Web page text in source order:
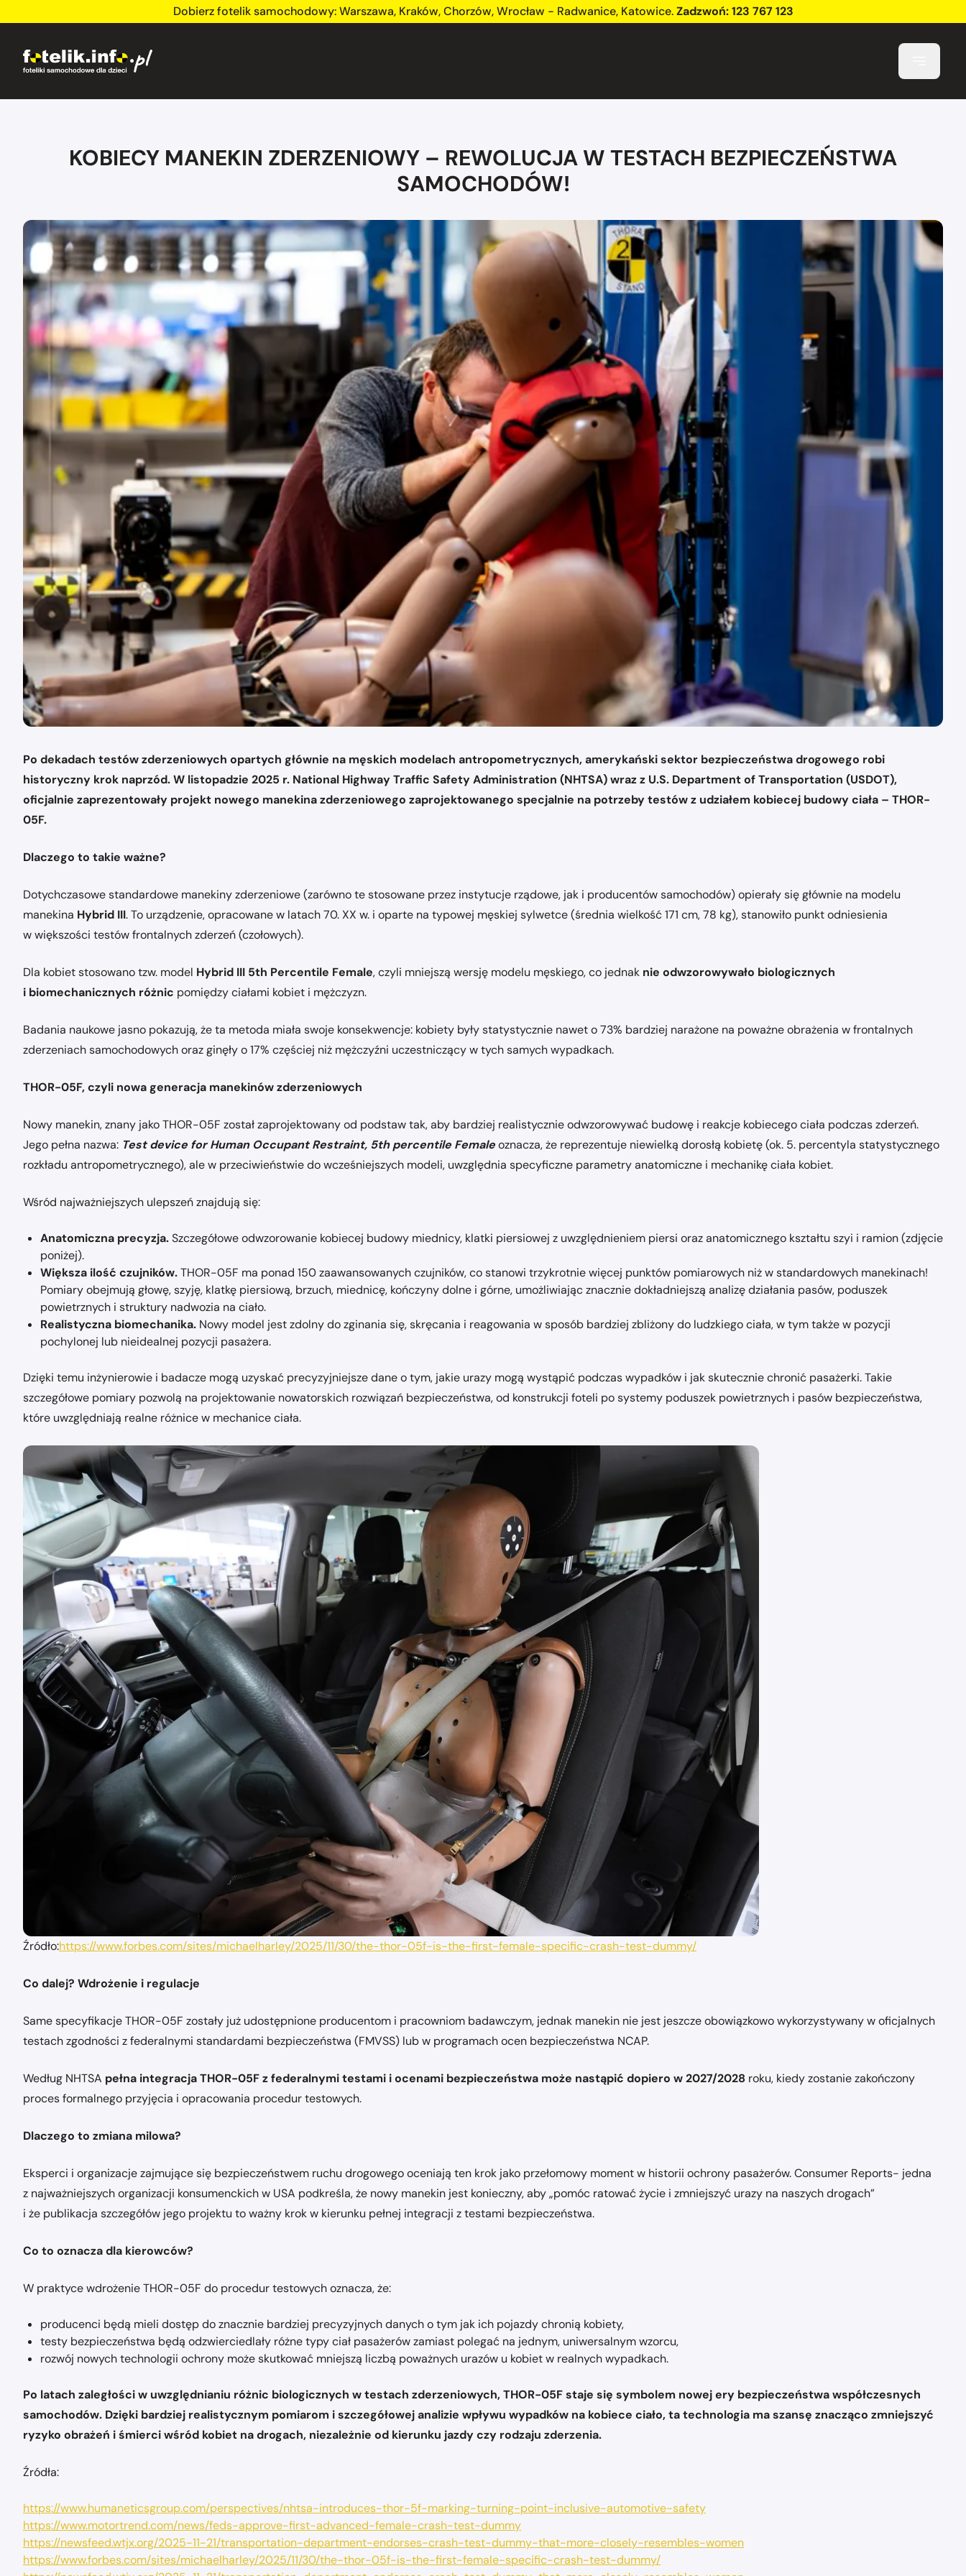
Dobierz fotelik samochodowy:Warszawa, Kraków,Chorzów,Wrocław - Radwanice, Katowice.Zadzwoń:123 767 123
KOBIECY MANEKIN ZDERZENIOWY – REWOLUCJA W TESTACH BEZPIECZEŃSTWA
SAMOCHODÓW!
Po dekadach testów zderzeniowych opartych głównie na męskich modelach antropometrycznych, amerykański sektor bezpieczeństwa drogowego robi
historyczny krok naprzód. W listopadzie 2025 r. National Highway Traffic Safety Administration (NHTSA) wraz z U.S. Department of Transportation (USDOT),
oficjalnie zaprezentowały projekt nowego manekina zderzeniowego zaprojektowanego specjalnie na potrzeby testów z udziałem kobiecej budowy ciała – THOR-
05F.
Dlaczego to takie ważne?
Dotychczasowe standardowe manekiny zderzeniowe (zarówno te stosowane przez instytucje rządowe, jak i producentów samochodów) opierały się głównie na modelu
manekina Hybrid III. To urządzenie, opracowane w latach 70. XX w. i oparte na typowej męskiej sylwetce (średnia wielkość 171 cm, 78 kg), stanowiło punkt odniesienia
w większości testów frontalnych zderzeń (czołowych).
Dla kobiet stosowano tzw. model Hybrid III 5th Percentile Female, czyli mniejszą wersję modelu męskiego, co jednak nie odwzorowywało biologicznych
i biomechanicznych różnic pomiędzy ciałami kobiet i mężczyzn.
Badania naukowe jasno pokazują, że ta metoda miała swoje konsekwencje: kobiety były statystycznie nawet o 73% bardziej narażone na poważne obrażenia w frontalnych
zderzeniach samochodowych oraz ginęły o 17% częściej niż mężczyźni uczestniczący w tych samych wypadkach.
THOR-05F, czyli nowa generacja manekinów zderzeniowych
Nowy manekin, znany jako THOR-05F został zaprojektowany od podstaw tak, aby bardziej realistycznie odwzorowywać budowę i reakcje kobiecego ciała podczas zderzeń.
Jego pełna nazwa: Test device for Human Occupant Restraint, 5th percentile Femaleoznacza, że reprezentuje niewielką dorosłą kobietę (ok. 5. percentyla statystycznego
rozkładu antropometrycznego), ale w przeciwieństwie do wcześniejszych modeli, uwzględnia specyficzne parametry anatomiczne i mechanikę ciała kobiet.
Wśród najważniejszych ulepszeń znajdują się:
Anatomiczna precyzja.Szczegółowe odwzorowanie kobiecej budowy miednicy, klatki piersiowej z uwzględnieniem piersi oraz anatomicznego kształtu szyi i ramion (zdjęcie
poniżej).
Większa ilość czujników.THOR-05F ma ponad 150 zaawansowanych czujników, co stanowi trzykrotnie więcej punktów pomiarowych niż w standardowych manekinach!
Pomiary obejmują głowę, szyję, klatkę piersiową, brzuch, miednicę, kończyny dolne i górne, umożliwiając znacznie dokładniejszą analizę działania pasów, poduszek
powietrznych i struktury nadwozia na ciało.
Realistyczna biomechanika. Nowy model jest zdolny do zginania się, skręcania i reagowania w sposób bardziej zbliżony do ludzkiego ciała, w tym także w pozycji
pochylonej lub nieidealnej pozycji pasażera.
Dzięki temu inżynierowie i badacze mogą uzyskać precyzyjniejsze dane o tym, jakie urazy mogą wystąpić podczas wypadków i jak skutecznie chronić pasażerki. Takie
szczegółowe pomiary pozwolą na projektowanie nowatorskich rozwiązań bezpieczeństwa, od konstrukcji foteli po systemy poduszek powietrznych i pasów bezpieczeństwa,
które uwzględniają realne różnice w mechanice ciała.
Źródło:https://www.forbes.com/sites/michaelharley/2025/11/30/the-thor-05f-is-the-first-female-specific-crash-test-dummy/
Co dalej? Wdrożenie i regulacje
Same specyfikacje THOR-05F zostały już udostępnione producentom i pracowniom badawczym, jednak manekin nie jest jeszcze obowiązkowo wykorzystywany w oficjalnych
testach zgodności z federalnymi standardami bezpieczeństwa (FMVSS) lub w programach ocen bezpieczeństwa NCAP.
Według NHTSA pełna integracja THOR-05F z federalnymi testami i ocenami bezpieczeństwa może nastąpić dopiero w 2027/2028 roku, kiedy zostanie zakończony
proces formalnego przyjęcia i opracowania procedur testowych.
Dlaczego to zmiana milowa?
Eksperci i organizacje zajmujące się bezpieczeństwem ruchu drogowego oceniają ten krok jako przełomowy moment w historii ochrony pasażerów. Consumer Reports- jedna
z najważniejszych organizacji konsumenckich w USA podkreśla, że nowy manekin jest konieczny, aby „pomóc ratować życie i zmniejszyć urazy na naszych drogach”
i że publikacja szczegółów jego projektu to ważny krok w kierunku pełnej integracji z testami bezpieczeństwa.
Co to oznacza dla kierowców?
W praktyce wdrożenie THOR-05F do procedur testowych oznacza, że:
producenci będą mieli dostęp do znacznie bardziej precyzyjnych danych o tym jak ich pojazdy chronią kobiety,
testy bezpieczeństwa będą odzwierciedlały różne typy ciał pasażerów zamiast polegać na jednym, uniwersalnym wzorcu,
rozwój nowych technologii ochrony może skutkować mniejszą liczbą poważnych urazów u kobiet w realnych wypadkach.
Po latach zaległości w uwzględnianiu różnic biologicznych w testach zderzeniowych, THOR-05F staje się symbolem nowej ery bezpieczeństwa współczesnych
samochodów. Dzięki bardziej realistycznym pomiarom i szczegółowej analizie wpływu wypadków na kobiece ciało, ta technologia ma szansę znacząco zmniejszyć
ryzyko obrażeń i śmierci wśród kobiet na drogach, niezależnie od kierunku jazdy czy rodzaju zderzenia.
Źródła:
https://www.humaneticsgroup.com/perspectives/nhtsa-introduces-thor-5f-marking-turning-point-inclusive-automotive-safety
https://www.motortrend.com/news/feds-approve-first-advanced-female-crash-test-dummy
https://newsfeed.wtjx.org/2025-11-21/transportation-department-endorses-crash-test-dummy-that-more-closely-resembles-women
https://www.forbes.com/sites/michaelharley/2025/11/30/the-thor-05f-is-the-first-female-specific-crash-test-dummy/